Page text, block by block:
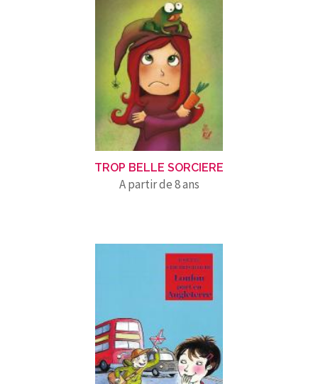
TROP BELLE SORCIERE
A partir de 8 ans